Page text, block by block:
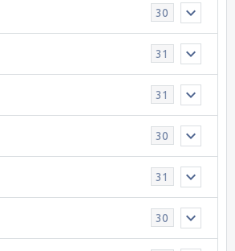
30
31
31
30
31
30